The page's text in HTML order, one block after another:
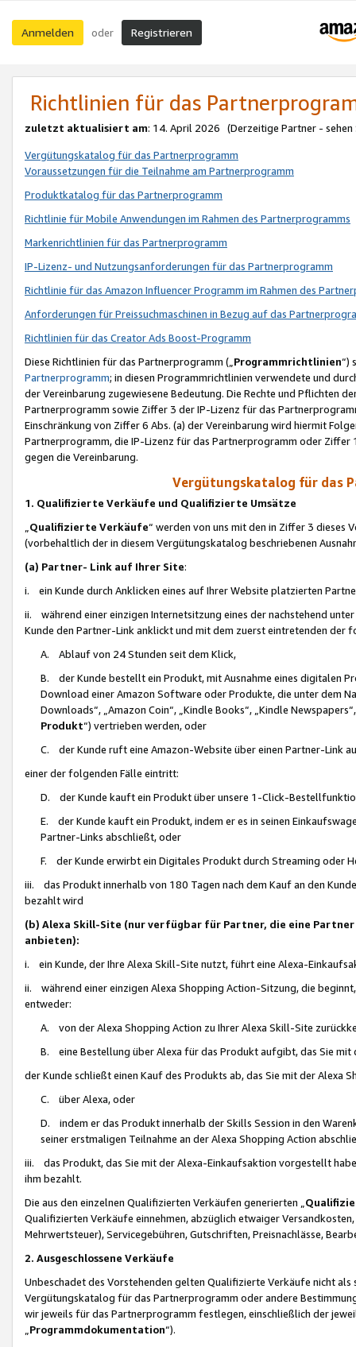
Anmelden oder Registrieren
Richtlinien für das
zuletzt aktualisiert am: 14. April 2026 (Derzeitige Partner - sehen
Vergütungskatalog für das Partnerprogramm
Voraussetzungen für die Teilnahme am Partnerprogramm
Produktkatalog für das Partnerprogramm
Richtlinie für Mobile Anwendungen im Rahmen des Partnerprogramms
Markenrichtlinien für das Partnerprogramm
IP-Lizenz- und Nutzungsanforderungen für das Partnerprogramm
Richtlinie für das Amazon Influencer Programm im Rahmen des
Anforderungen für Preissuchmaschinen in Bezug auf das
Richtlinien für das Creator Ads Boost-Programm
Diese Richtlinien für das Partnerprogramm („Programmrichtlinien“)
Partnerprogramm; in diesen Programmrichtlinien verwendete und
der Vereinbarung zugewiesene Bedeutung. Die Rechte und Pflichten
Partnerprogramm sowie Ziffer 3 der IP-Lizenz für das
Einschränkung von Ziffer 6 Abs. (a) der Vereinbarung wird hiermit
Partnerprogramm, die IP-Lizenz für das Partnerprogramm oder
gegen die Vereinbarung.
Vergütungskatalog für das
1. Qualifizierte Verkäufe und Qualifizierte Umsätze
Qualifizierte Verkäufe“ werden von uns mit den in Ziffer 3
(vorbehaltlich der in diesem Vergütungskatalog beschriebenen
(a) Partner- Link auf Ihrer Site:
i. ein Kunde durch Anklicken eines auf Ihrer Website platzierten
ii. während einer einzigen Internetsitzung eines der nachstehend
Kunde den Partner-Link anklickt und mit dem zuerst eintretenden der
A. Ablauf von 24 Stunden seit dem Klick,
B. der Kunde bestellt ein Produkt, mit Ausnahme eines digitalen
Download einer Amazon Software oder Produkte, die unter dem
Downloads“, „Amazon Coin“, „Kindle Books“, „Kindle
Produkt“) vertrieben werden, oder
C. der Kunde ruft eine Amazon-Website über einen Partner-Link
einer der folgenden Fälle eintritt:
D. der Kunde kauft ein Produkt über unsere 1-Click-
E. der Kunde kauft ein Produkt, indem er es in seinen
Partner-Links abschließt, oder
F. der Kunde erwirbt ein Digitales Produkt durch Streaming oder
iii. das Produkt innerhalb von 180 Tagen nach dem Kauf an den
bezahlt wird
(b) Alexa Skill-Site (nur verfügbar für Partner, die eine
anbieten):
i. ein Kunde, der Ihre Alexa Skill-Site nutzt, führt eine Alexa-
ii. während einer einzigen Alexa Shopping Action-Sitzung, die
entweder:
A. von der Alexa Shopping Action zu Ihrer Alexa Skill-Site
B. eine Bestellung über Alexa für das Produkt aufgibt, das Sie mit
der Kunde schließt einen Kauf des Produkts ab, das Sie mit der Alexa
C. über Alexa, oder
D. indem er das Produkt innerhalb der Skills Session in den
seiner erstmaligen Teilnahme an der Alexa Shopping Action
iii. das Produkt, das Sie mit der Alexa-Einkaufsaktion vorgestellt
ihm bezahlt.
Die aus den einzelnen Qualifizierten Verkäufen generierten „
Qualifizierten Verkäufe einnehmen, abzüglich etwaiger
Mehrwertsteuer), Servicegebühren, Gutschriften, Preisnachlässe,
2. Ausgeschlossene Verkäufe
Unbeschadet des Vorstehenden gelten Qualifizierte Verkäufe nicht
Vergütungskatalog für das Partnerprogramm oder andere
wir jeweils für das Partnerprogramm festlegen, einschließlich der
Programmdokumentation“).